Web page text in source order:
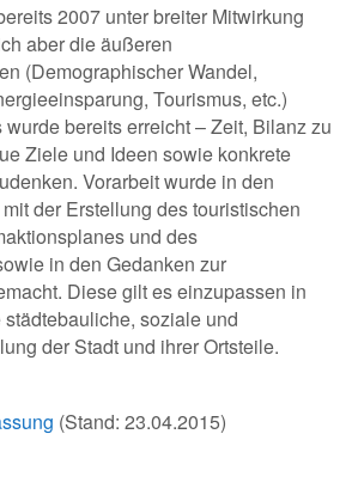
2007 unter breiter Mitwirkung
aber die äußeren
(Demographischer Wandel,
Tourismus, etc.)
bereits erreicht – Zeit, Bilanz zu
Ziele und Ideen sowie konkrete
Vorarbeit wurde in den
der Erstellung des touristischen
und des
in den Gedanken zur
Diese gilt es einzupassen in
soziale und
der Stadt und ihrer Ortsteile.
(Stand: 23.04.2015)